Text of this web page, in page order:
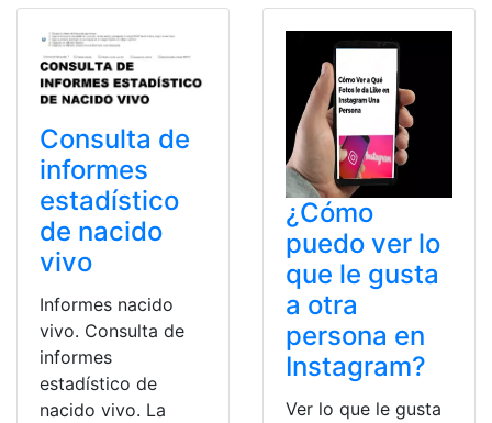
Consulta de
informes
estadístico
de nacido
vivo
Informes nacido
vivo. Consulta de
informes
estadístico de
nacido vivo. La
¿Cómo
puedo ver lo
que le gusta
a otra
persona en
Instagram?
Ver lo que le gusta